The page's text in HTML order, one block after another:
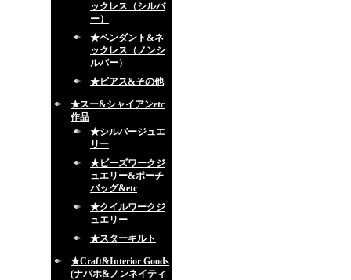
ックレス（シルバ
ー）
★ペンダント&ネ
ックレス（ノンシ
ルバー）
★ピアス&その他
★スー&シャイアンetc
作品
★シルバージュエ
リー
★ビーズワークジ
ュエリー&ポーチ
バッグ&etc
★クイルワークジ
ュエリー
★スターキルト
★Craft&Interior Goods
(ナバホ&ノンネイティ